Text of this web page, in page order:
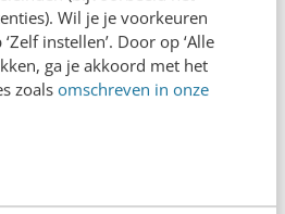
Wil je je voorkeuren
instellen’. Door op ‘Alle
ga je akkoord met het
zoals omschreven in onze